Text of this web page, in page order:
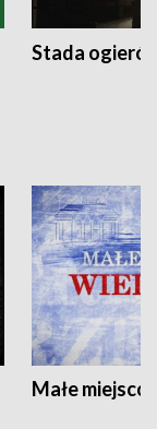
Stada
Małe